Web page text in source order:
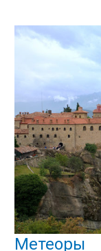
Метеоры
Метеоры